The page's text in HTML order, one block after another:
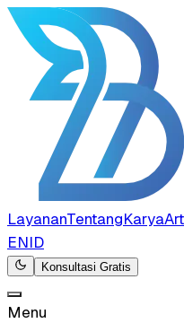
LayananTentangKarya
ENID
Konsultasi Gratis
Menu